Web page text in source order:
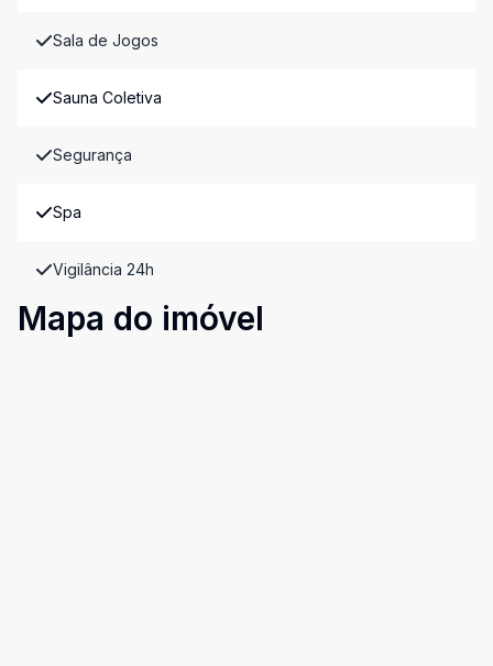
Sala de Jogos
Sauna Coletiva
Segurança
Spa
Vigilância 24h
Mapa do imóvel